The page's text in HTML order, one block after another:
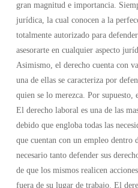
gran magnitud e importancia.
jurídica, la cual conocen a la
totalmente autorizado para
asesorarte en cualquier aspecto
Asimismo, el derecho cuenta con
una de ellas se caracteriza por
quien se lo merezca. Por supuesto,
El derecho laboral es una de las
debido que engloba todas las
que cuentan con un empleo dentro
necesario tanto defender sus
de que los mismos realicen
fuera de su lugar de trabajo. El